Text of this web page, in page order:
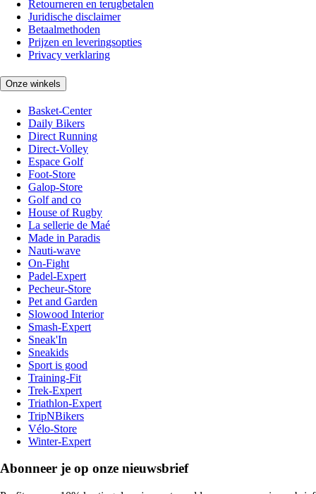
Retourneren en terugbetalen
Juridische disclaimer
Betaalmethoden
Prijzen en leveringsopties
Privacy verklaring
Onze winkels
Basket-Center
Daily Bikers
Direct Running
Direct-Volley
Espace Golf
Foot-Store
Galop-Store
Golf and co
House of Rugby
La sellerie de Maé
Made in Paradis
Nauti-wave
On-Fight
Padel-Expert
Pecheur-Store
Pet and Garden
Slowood Interior
Smash-Expert
Sneak'In
Sneakids
Sport is good
Training-Fit
Trek-Expert
Triathlon-Expert
TripNBikers
Vélo-Store
Winter-Expert
Abonneer je op onze nieuwsbrief